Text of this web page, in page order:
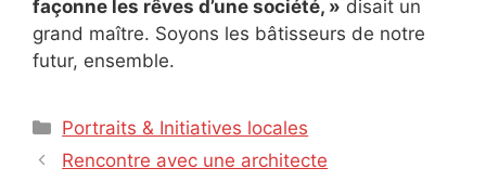
façonne les rêves d’une société, » disait un
grand maître. Soyons les bâtisseurs de notre
futur, ensemble.
Catégories
Portraits & Initiatives locales
Rencontre avec une architecte